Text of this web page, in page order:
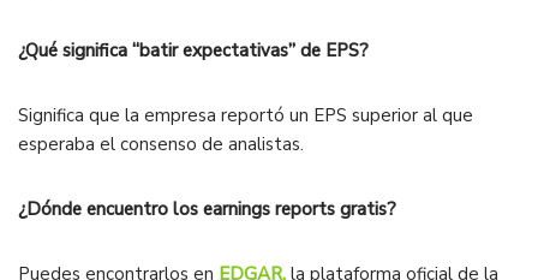
¿Qué significa “batir expectativas” de EPS?
Significa que la empresa reportó un EPS superior al que
esperaba el consenso de analistas.
¿Dónde encuentro los earnings reports gratis?
Puedes encontrarlos en EDGAR, la plataforma oficial de la